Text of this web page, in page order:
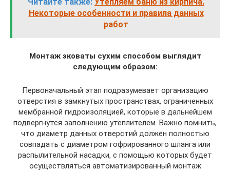
Некоторые особенности и правила данных
работ
Монтаж эковаты сухим способом выглядит
следующим образом:
Первоначальный этап подразумевает организацию
отверстия в замкнутых пространствах, ограниченных
мембранной гидроизоляцией, которые в дальнейшем
подвергнутся заполнению утеплителем. Важно помнить,
что диаметр данных отверстий должен полностью
совпадать с диаметром гофрированного шланга или
распылительной насадки, с помощью которых будет
осуществляться автоматизированный монтаж